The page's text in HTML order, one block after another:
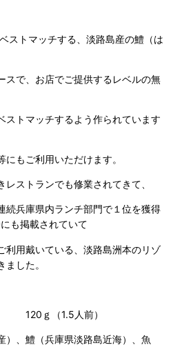
ストマッチする、 淡路島産の鱧（は
スで、お店でご提供するレベルの無
ストマッチするよう作られています
もご利用いただけます。
ストランでも修業されてきて、
続兵庫県内ランチ部門で１位を獲得
も掲載されていて
利用戴いている、淡路島洲本のリゾ
した。
ｇ（1.5人前）
）、鱧（兵庫県淡路島近海）、魚